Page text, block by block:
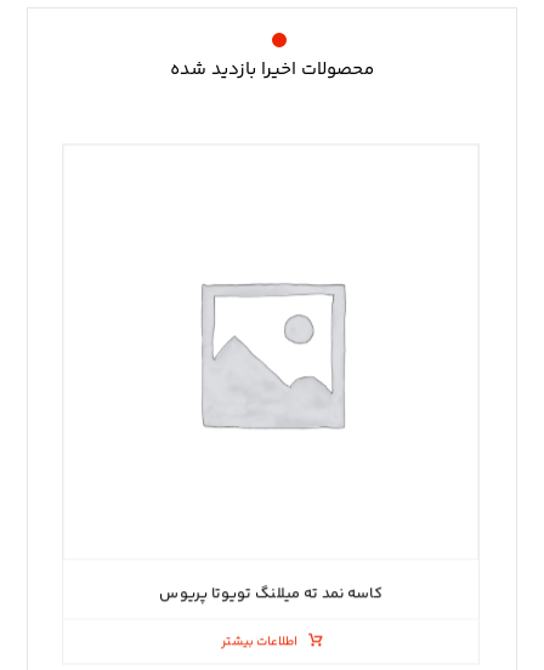
محصولات اخیرا بازدید شده
کاسه نمد ته میللنگ تویوتا پریوس
اطلاعات بیشتر